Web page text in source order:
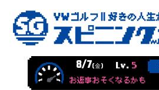
8/7(金) Lv. 5
お返事おそくなるかも